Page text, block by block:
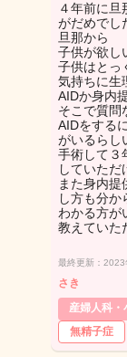
４年前に
がだめでし
旦那から
子供が欲し
子供はとっ
気持ちに生
AIDか身内
そこで質問
AIDをする
がいるらし
手術して３
していただ
また身内
し方も分か
わかる方が
教えていた
最終更新：2023
さき
産婦人科・
無精子症